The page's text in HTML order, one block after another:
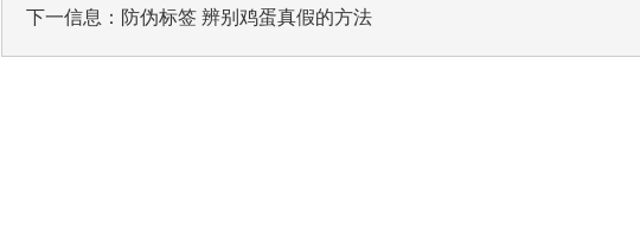
下一信息： 防伪标签 辨别鸡蛋真假的方法